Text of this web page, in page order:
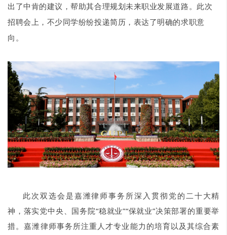
出了中肯的建议，帮助其合理规划未来职业发展道路。此次
招聘会上，不少同学纷纷投递简历，表达了明确的求职意
向。
此次双选会是嘉潍律师事务所深入贯彻党的二十大精
神，落实党中央、国务院“稳就业”“保就业”决策部署的重要举
措。嘉潍律师事务所注重人才专业能力的培育以及其综合素